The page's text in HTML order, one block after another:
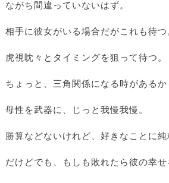
ながち間違っていないはず。
相手に彼女がいる場合だがこれも待つ
虎視眈々とタイミングを狙って待つ。
ちょっと、三角関係になる時がある
母性を武器に、じっと我慢我慢。
勝算などないけれど、好きなことに純
だけどでも、もしも敗れたら彼の幸せ